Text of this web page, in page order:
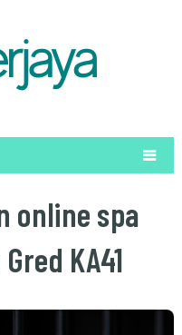
online spa
KA41